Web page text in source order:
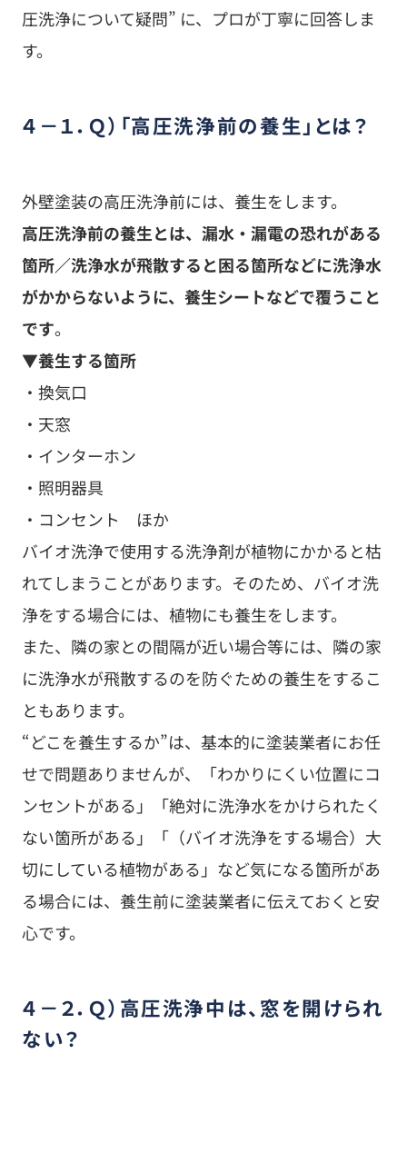
箇所／洗浄水が飛散すると困る箇所などに洗浄水
です。
▼養生する箇所
・換気口
・天窓
・インターホン
・照明器具
・コンセント ほか
バイオ洗浄で使用する洗浄剤が植物にかかると枯
れてしまうことがあります。そのため、バイオ洗
浄をする場合には、植物にも養生をします。
また、隣の家との間隔が近い場合等には、隣の家
に洗浄水が飛散するのを防ぐための養生をするこ
ともあります。
“どこを養生するか”は、基本的に塗装業者にお任
せで問題ありませんが、「わかりにくい位置にコ
ンセントがある」「絶対に洗浄水をかけられたく
ない箇所がある」「（バイオ洗浄をする場合）大
切にしている植物がある」など気になる箇所があ
る場合には、養生前に塗装業者に伝えておくと安
心です。
４－２．Ｑ）高圧洗浄中は、窓を開けられ
ない？
せん
。
「換気のために、数ｃｍくらいなら開けても大丈